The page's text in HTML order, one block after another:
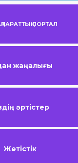
ПОРТАЛ
жаңалығы
әртістер
Жетістік